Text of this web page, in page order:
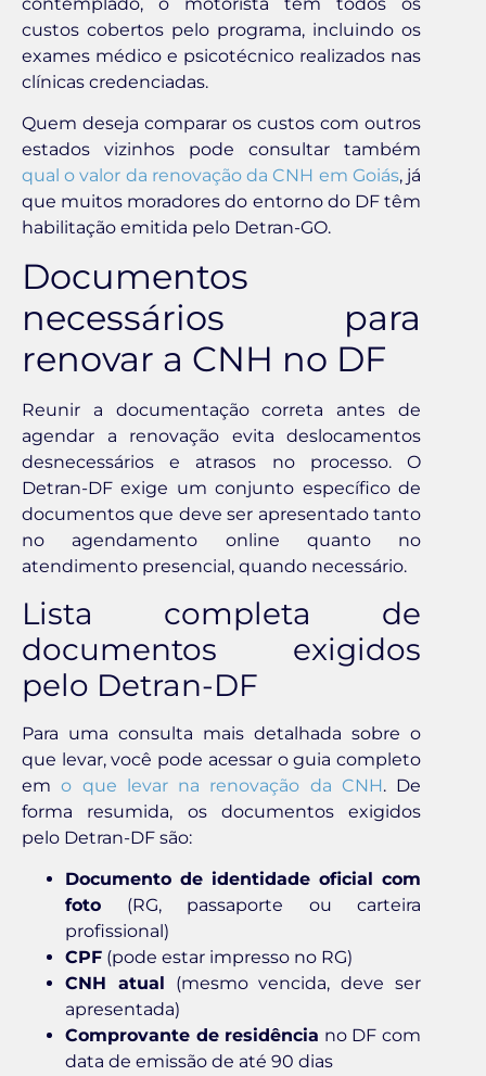
custos cobertos pelo programa, incluindo os
exames médico e psicotécnico realizados nas
clínicas credenciadas.
Quem deseja comparar os custos com outros
estados vizinhos pode consultar também
qual o valor da renovação da CNH em Goiás, já
que muitos moradores do entorno do DF têm
habilitação emitida pelo Detran-GO.
Documentos
necessários para
renovar a CNH no DF
Reunir a documentação correta antes de
agendar a renovação evita deslocamentos
desnecessários e atrasos no processo. O
Detran-DF exige um conjunto específico de
documentos que deve ser apresentado tanto
no agendamento online quanto no
atendimento presencial, quando necessário.
Lista completa de
documentos exigidos
pelo Detran-DF
Para uma consulta mais detalhada sobre o
que levar, você pode acessar o guia completo
emo que levar na renovação da CNH. De
forma resumida, os documentos exigidos
pelo Detran-DF são:
Documento de identidade oficial com
foto (RG, passaporte ou carteira
profissional)
CPF (pode estar impresso no RG)
CNH atual (mesmo vencida, deve ser
apresentada)
Comprovante de residência no DF com
data de emissão de até 90 dias